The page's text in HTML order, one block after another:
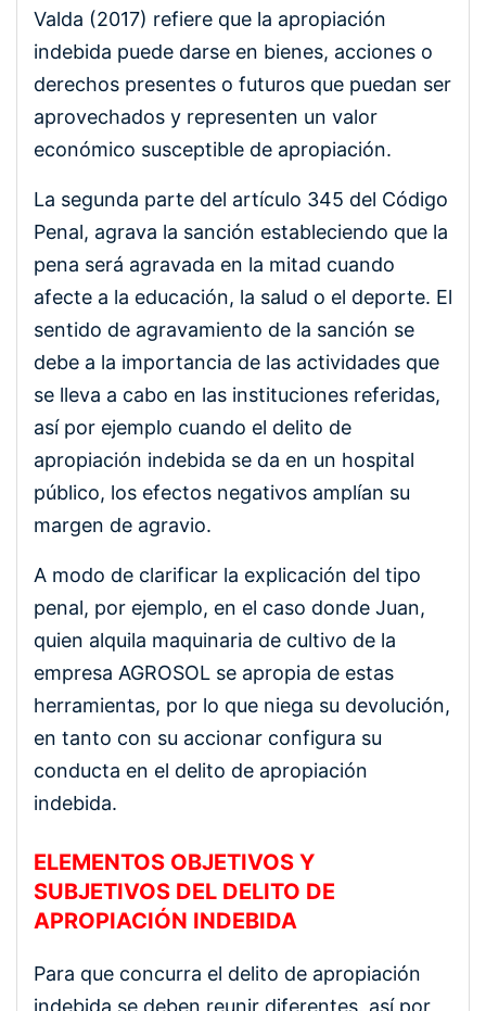
Valda (2017) refiere que la apropiación
indebida puede darse en bienes, acciones o
derechos presentes o futuros que puedan ser
aprovechados y representen un valor
económico susceptible de apropiación.
La segunda parte del artículo 345 del Código
Penal, agrava la sanción estableciendo que la
pena será agravada en la mitad cuando
afecte a la educación, la salud o el deporte. El
sentido de agravamiento de la sanción se
debe a la importancia de las actividades que
se lleva a cabo en las instituciones referidas,
así por ejemplo cuando el delito de
apropiación indebida se da en un hospital
público, los efectos negativos amplían su
margen de agravio.
A modo de clarificar la explicación del tipo
penal, por ejemplo, en el caso donde Juan,
quien alquila maquinaria de cultivo de la
empresa AGROSOL se apropia de estas
herramientas, por lo que niega su devolución,
en tanto con su accionar configura su
conducta en el delito de apropiación
indebida.
ELEMENTOS OBJETIVOS Y
SUBJETIVOS DEL DELITO DE
APROPIACIÓN INDEBIDA
Para que concurra el delito de apropiación
indebida se deben reunir diferentes, así por